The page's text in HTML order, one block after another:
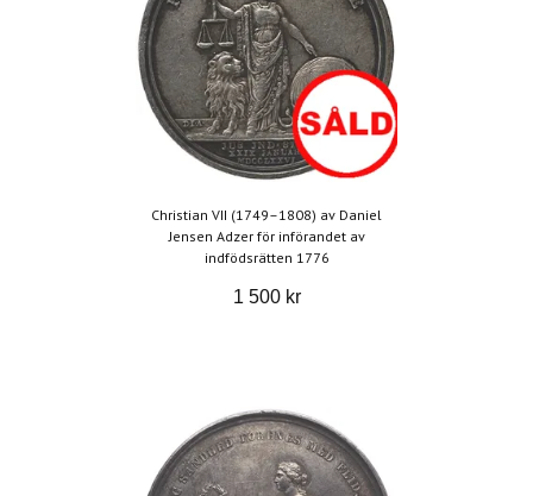
Christian VII (1749–1808) av Daniel
Jensen Adzer för införandet av
indfödsrätten 1776
1 500 kr